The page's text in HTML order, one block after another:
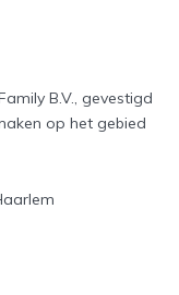
B.V., gevestigd
op het gebied